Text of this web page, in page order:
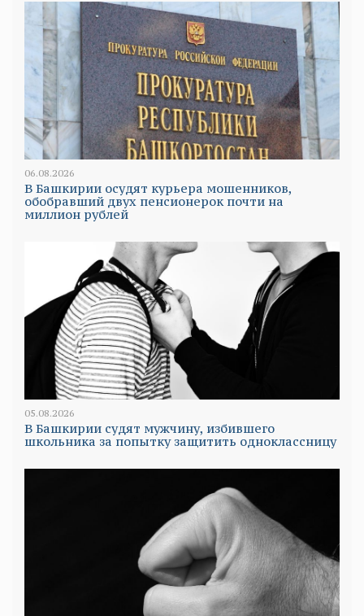
06.08.2026
В Башкирии осудят курьера мошенников,
обобравший двух пенсионерок почти на
миллион рублей
05.08.2026
В Башкирии судят мужчину, избившего
школьника за попытку защитить одноклассницу